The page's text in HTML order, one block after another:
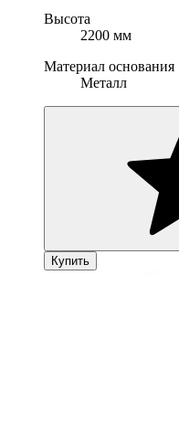
Высота
2200 мм
Материал основания
Металл
Купить